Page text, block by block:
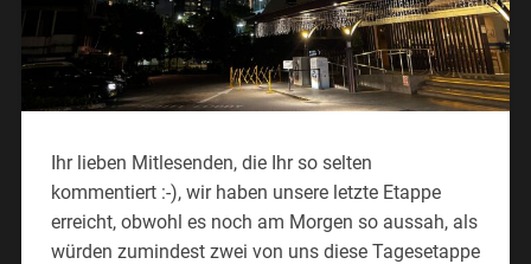
Ihr lieben Mitlesenden, die Ihr so selten
kommentiert :-), wir haben unsere letzte Etappe
erreicht, obwohl es noch am Morgen so aussah, als
würden zumindest zwei von uns diese Tagesetappe